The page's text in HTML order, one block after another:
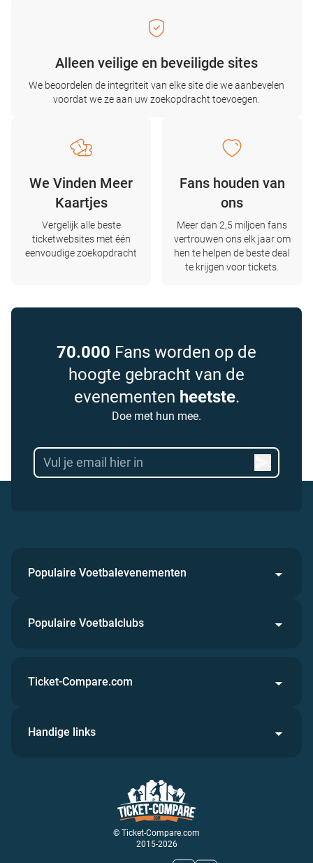
Alleen veilige en beveiligde sites
We beoordelen de integriteit van elke site die we aanbevelen
voordat we ze aan uw zoekopdracht toevoegen.
We Vinden Meer
Kaartjes
Vergelijk alle beste
ticketwebsites met één
eenvoudige zoekopdracht
Fans houden van
ons
Meer dan 2,5 miljoen fans
vertrouwen ons elk jaar om
hen te helpen de beste deal
te krijgen voor tickets.
70.000 Fans worden op de
hoogte gebracht van de
evenementen heetste.
Doe met hun mee.
Populaire Voetbalevenementen
Populaire Voetbalclubs
© Ticket-Compare.com
2015-2026
Ticket-Compare.com
Handige links